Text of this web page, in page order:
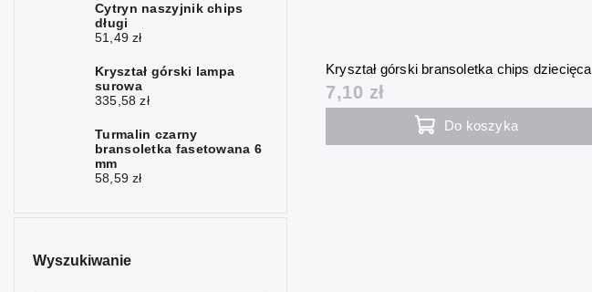
Cytryn naszyjnik chips
długi
51,49 zł
Kryształ górski lampa
surowa
335,58 zł
Turmalin czarny
bransoletka fasetowana 6
mm
58,59 zł
Wyszukiwanie
Kryształ górski bransoletka chips dziecięca
7,10 zł
Do koszyka